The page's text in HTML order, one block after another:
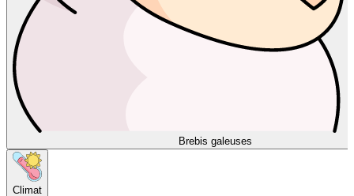
Brebis galeuses
Climat